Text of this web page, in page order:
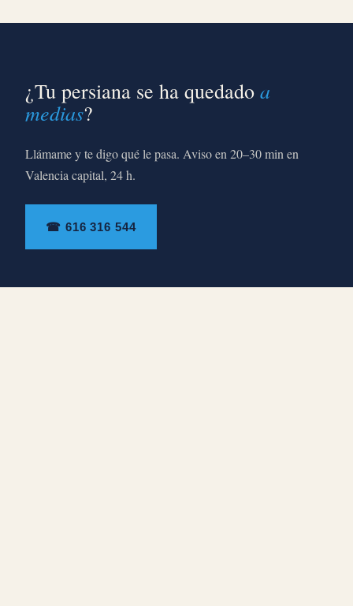
¿Tu persiana se ha quedado a
medias?
Llámame y te digo qué le pasa. Aviso en 20–30 min en
Valencia capital, 24 h.
☎ 616 316 544